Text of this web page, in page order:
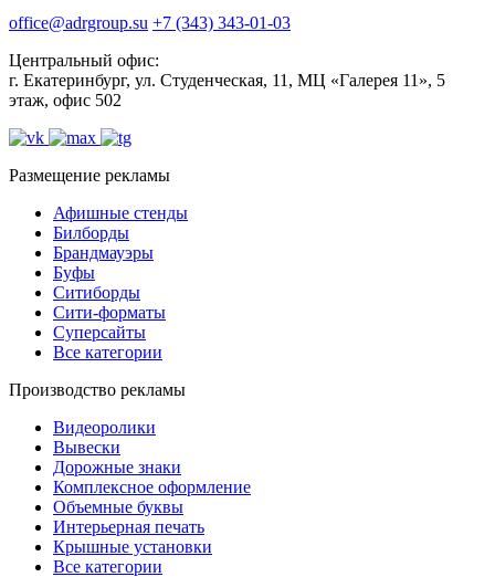
office@adrgroup.su +7 (343) 343-01-03
Центральный офис:
г. Екатеринбург, ул. Студенческая, 11, МЦ «Галерея 11», 5
этаж, офис 502
Размещение рекламы
Афишные стенды
Билборды
Брандмауэры
Буфы
Ситиборды
Сити-форматы
Суперсайты
Все категории
Производство рекламы
Видеоролики
Вывески
Дорожные знаки
Комплексное оформление
Объемные буквы
Интерьерная печать
Крышные установки
Все категории